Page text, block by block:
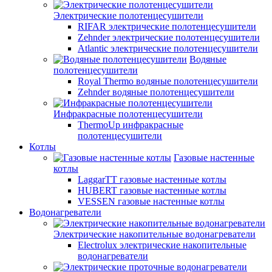
Электрические полотенцесушители
RIFAR электрические полотенцесушители
Zehnder электрические полотенцесушители
Atlantic электрические полотенцесушители
Водяные
полотенцесушители
Royal Thermo водяные полотенцесушители
Zehnder водяные полотенцесушители
Инфракрасные полотенцесушители
ThermoUp инфракрасные
полотенцесушители
Котлы
Газовые настенные
котлы
LaggarTT газовые настенные котлы
HUBERT газовые настенные котлы
VESSEN газовые настенные котлы
Водонагреватели
Электрические накопительные водонагреватели
Electrolux электрические накопительные
водонагреватели